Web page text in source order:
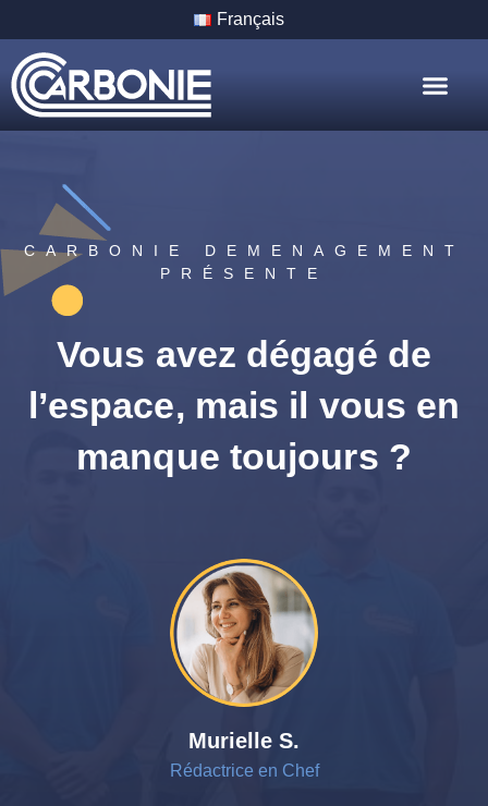
Français
CARBONIE DEMENAGEMENT
PRÉSENTE
Vous avez dégagé de
l’espace, mais il vous en
manque toujours ?
Murielle S.
Rédactrice en Chef